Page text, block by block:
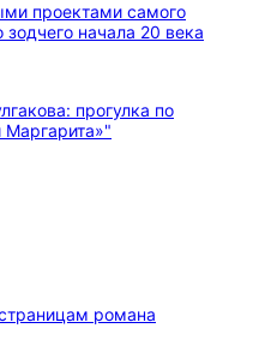
проектами самого
зодчего начала 20 века
романа